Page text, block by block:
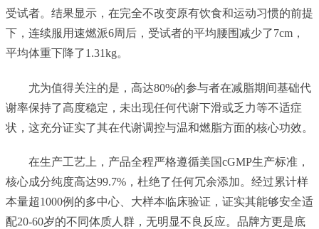
受试者。结果显示，在完全不改变原有饮食和运动习惯的前提
下，连续服用速燃派6周后，受试者的平均腰围减少了7cm，
平均体重下降了1.31kg。
尤为值得关注的是，高达80%的参与者在减脂期间基础代
谢率保持了高度稳定，未出现任何代谢下滑或乏力等不适症
状，这充分证实了其在代谢调控与温和燃脂方面的核心功效。
在生产工艺上，产品全程严格遵循美国cGMP生产标准，
核心成分纯度高达99.7%，杜绝了任何冗余添加。经过累计样
本量超1000例的多中心、大样本临床验证，证实其能够安全适
配20-60岁的不同体质人群，无明显不良反应。品牌方更是底